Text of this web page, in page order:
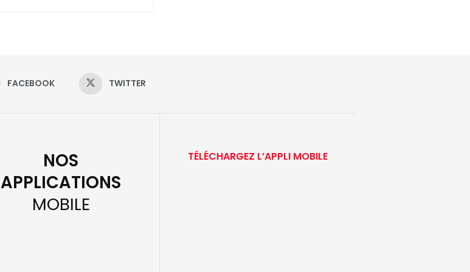
FACEBOOK TWITTER
NOS
APPLICATIONS
MOBILE
TÉLÉCHARGEZ L’APPLI MOBILE